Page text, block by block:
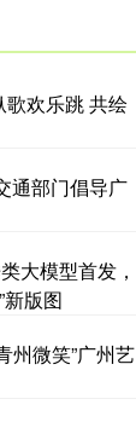
欢乐跳 共绘
通部门倡导广
大模型首发，
版图
州微笑”广州艺